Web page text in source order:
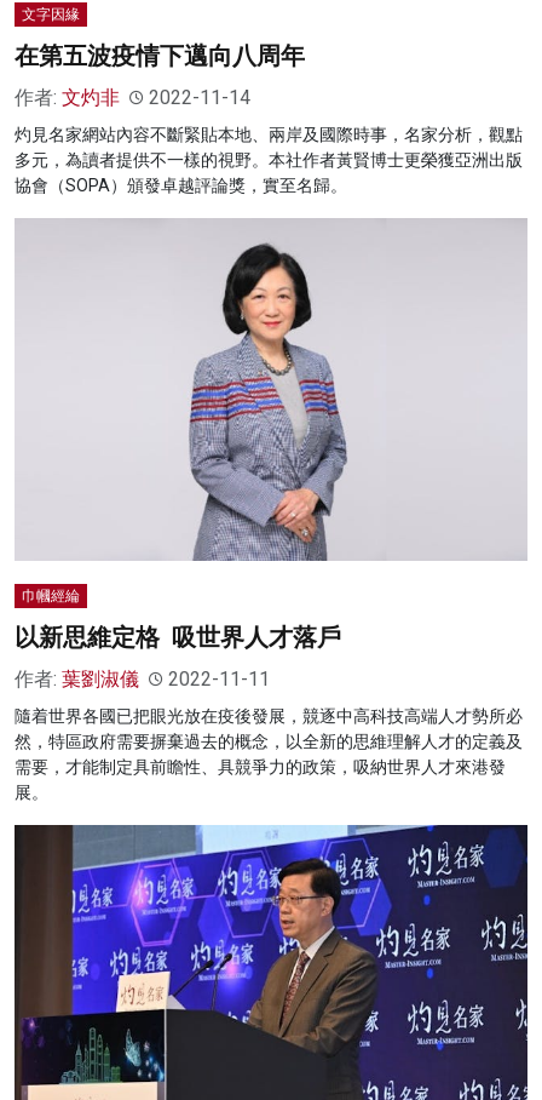
文字因緣
在第五波疫情下邁向八周年
作者: 文灼非 2022-11-14
灼見名家網站內容不斷緊貼本地、兩岸及國際時事，名家分析，觀點
多元，為讀者提供不一樣的視野。本社作者黃賢博士更榮獲亞洲出版
協會（SOPA）頒發卓越評論獎，實至名歸。
巾幗經綸
以新思維定格 吸世界人才落戶
作者: 葉劉淑儀 2022-11-11
隨着世界各國已把眼光放在疫後發展，競逐中高科技高端人才勢所必
然，特區政府需要摒棄過去的概念，以全新的思維理解人才的定義及
需要，才能制定具前瞻性、具競爭力的政策，吸納世界人才來港發
展。